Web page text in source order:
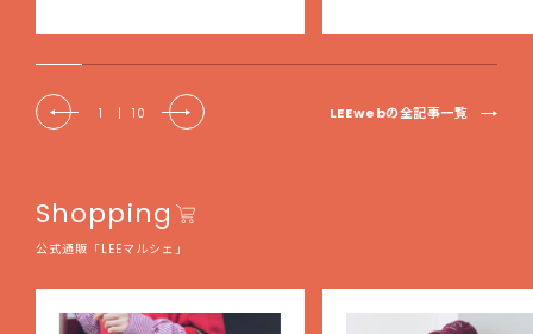
EE DAYS club tanpopo
1 | 10 LEEwebの全記事一覧
Shopping
公式通販「LEEマルシェ」